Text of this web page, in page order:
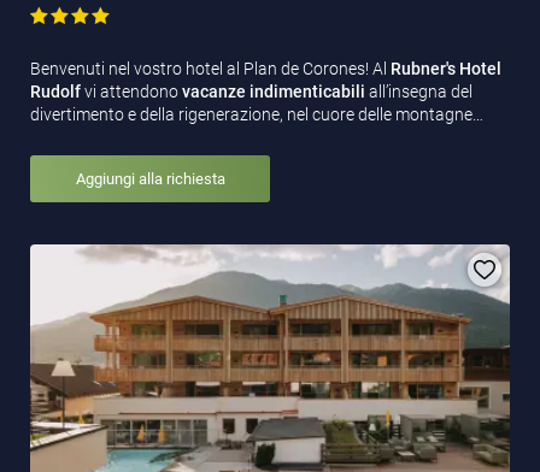
Benvenuti nel vostro hotel al Plan de Corones! Al Rubner's Hotel
Rudolfvi attendonovacanze indimenticabili all’insegna del
divertimento e della rigenerazione, nel cuore delle montagne…
Aggiungi alla richiesta